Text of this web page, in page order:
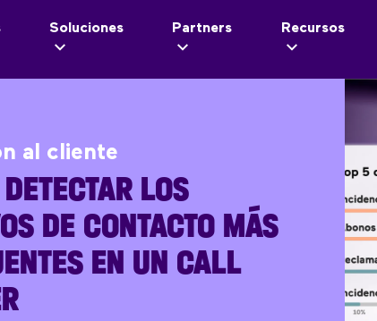
Soluciones Partners Recursos
al cliente
LOS
DE CONTACTO MÁS
EN UN CALL